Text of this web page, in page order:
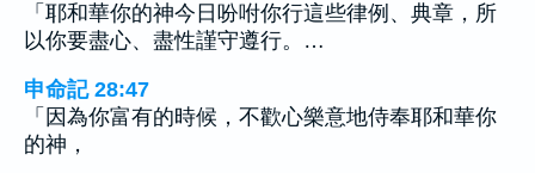
「耶和華你的神今日吩咐你行這些律例、典章，所
以你要盡心、盡性謹守遵行。…
申命記 28:47
「因為你富有的時候，不歡心樂意地侍奉耶和華你
的神，